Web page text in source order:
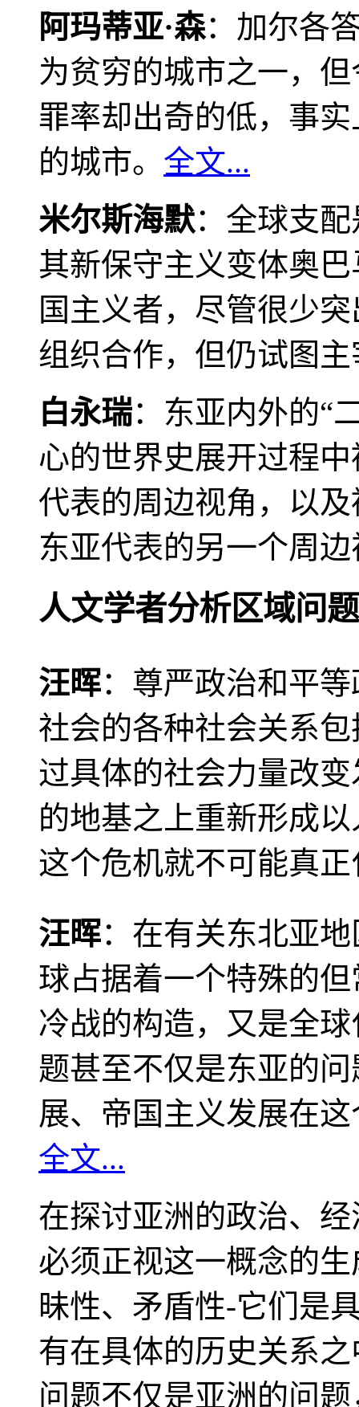
阿玛蒂亚·森：加尔各
为贫穷的城市之一，
罪率却出奇的低，事
的城市。 全文...
米尔斯海默：全球支
其新保守主义变体奥
国主义者，尽管很少
组织合作，但仍试图
白永瑞：东亚内外的“
心的世界史展开过程
代表的周边视角，以
东亚代表的另一个周
人文学者分析区域问题
汪晖：尊严政治和平
社会的各种社会关系
过具体的社会力量改
的地基之上重新形成
这个危机就不可能真
汪晖：在有关东北亚
球占据着一个特殊的
冷战的构造，又是全
题甚至不仅是东亚的
展、帝国主义发展在
全文...
在探讨亚洲的政治、
必须正视这一概念的
昧性、矛盾性-它们是
有在具体的历史关系
问题不仅是亚洲的问